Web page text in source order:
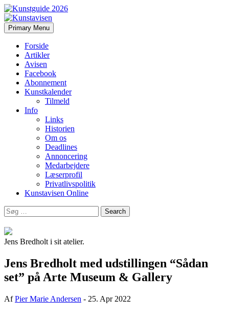
Kunstavisen
Search
Primary Menu Skip
to
Forside
Artikler
Avisen
Facebook
Abonnement
Kunstkalender
Tilmeld
Info
Links
Historien
Om os
Deadlines
Annoncering
Medarbejdere
Læserprofil
Privatlivspolitik
Kunstavisen Online
Search
for:
Jens Bredholt i sit atelier.
Jens Bredholt med udstillingen “Sådan
set” på Arte Museum & Gallery
AfPier Marie Andersen - 25. Apr 2022